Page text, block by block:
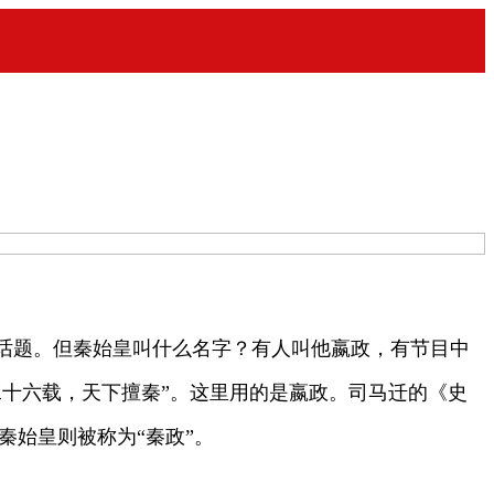
题。但秦始皇叫什么名字？有人叫他嬴政，有节目中
六载，天下擅秦”。这里用的是嬴政。司马迁的《史
皇则被称为“秦政”。